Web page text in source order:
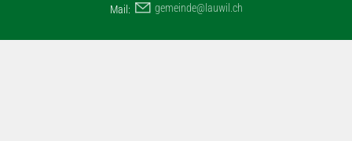
Mail:
g m nd l w l ch